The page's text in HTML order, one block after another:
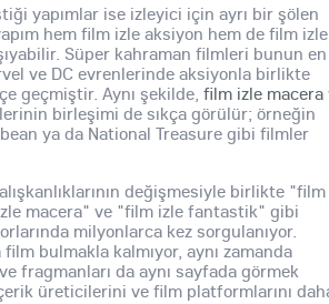
yapımlar ise izleyici için ayrı bir şölen
hem film izle aksiyon hem de film izle
Süper kahraman filmleri bunun en
ve DC evrenlerinde aksiyonla birlikte
geçmiştir. Aynı şekilde, film izle macera
birleşimi de sıkça görülür; örneğin
ya da National Treasure gibi filmler
değişmesiyle birlikte "film
macera" ve "film izle fantastik" gibi
milyonlarca kez sorgulanıyor.
film bulmakla kalmıyor, aynı zamanda
fragmanları da aynı sayfada görmek
üreticilerini ve film platformlarını